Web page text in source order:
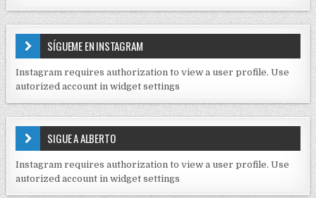
N
T
I
D
S
E
J
C
K
SÍGUEME EN INSTAGRAM
Instagram requires authorization to view a user profile. Use
autorized account in widget settings
SIGUE A ALBERTO
Instagram requires authorization to view a user profile. Use
autorized account in widget settings